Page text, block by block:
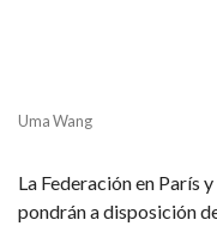
Uma Wang
La Federación en París
pondrán a disposición